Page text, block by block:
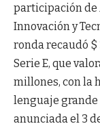
participación de
Innovación y
ronda recaudó $
Serie E, que
millones, con la
lenguaje grande
anunciada el 3